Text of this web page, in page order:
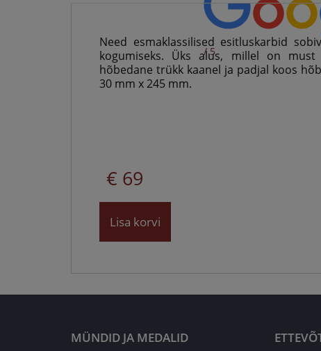
/ 5
Need esmaklassilised esitluskarbid
kogumiseks. Üks alus, millel on
hõbedane trükk kaanel ja padjal koos
30 mm x 245 mm.
€ 69
Lisa korvi
MÜNDID JA MEDALID